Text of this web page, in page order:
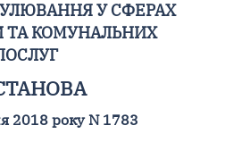
У СФЕРАХ
ТА КОМУНАЛЬНИХ
2018 року N 1783